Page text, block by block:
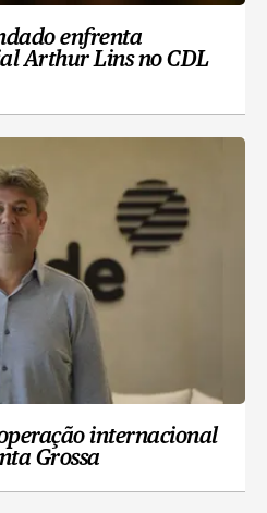
enfrenta
Arthur Lins no CDL
internacional
Grossa